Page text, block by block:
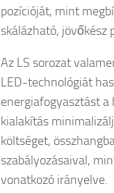
pozícióját, mint
skálázható, jövőkész
Az LS sorozat
LED-technológiát
energiafogyasztást a
kialakítás
költséget,
szabályozásaival,
vonatkozó irányelve.